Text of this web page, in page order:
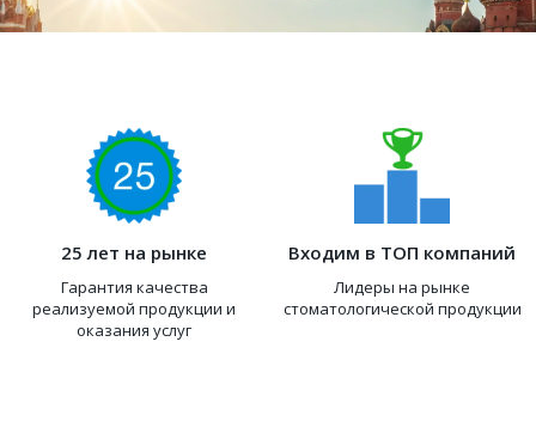
25 лет на рынке
Гарантия качества
реализуемой продукции и
оказания услуг
Входим в ТОП компаний
Лидеры на рынке
стоматологической продукции